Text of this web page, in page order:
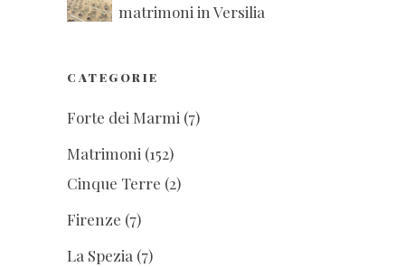
matrimoni in Versilia
CATEGORIE
Forte dei Marmi (7)
Matrimoni (152)
Cinque Terre (2)
Firenze (7)
La Spezia (7)